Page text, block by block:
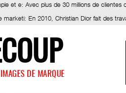
et e: Avec plus de 30 millions de clientes
marketi: En 2010, Christian Dior fait des
DE MARQUE